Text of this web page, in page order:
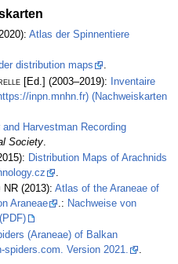
Atlas der Spinnentiere
distribution maps
.
[Ed.] (2003–2019):
Inventaire
inpn.mnhn.fr) (Nachweiskarten
and Harvestman Recording
Society.
Distribution Maps of Arachnids
.
NR (2013): Atlas of the Araneae of
Araneae
.: Nachweise von
(PDF)
(Araneae) of Balkan
Version 2021.